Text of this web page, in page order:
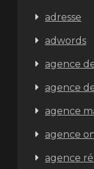
adresse
adwords
agence
agence
agence
agence
agence